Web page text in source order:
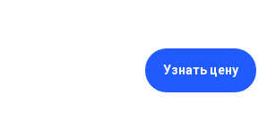
Узнать цену